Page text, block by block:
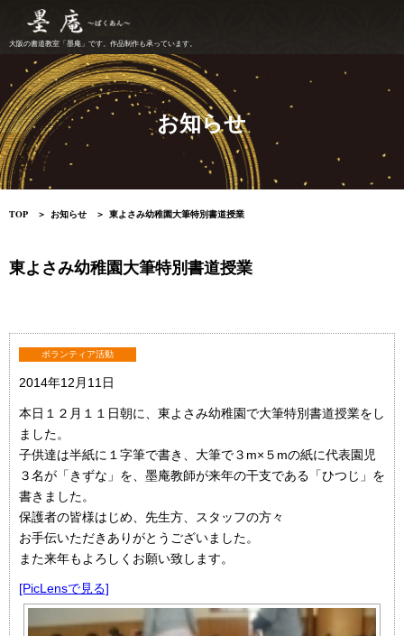
大阪の書道教室「墨庵」です。作品制作も承っています。
お知らせ
TOP お知らせ 東よさみ幼稚園大筆特別書道授業
東よさみ幼稚園大筆特別書道授業
ボランティア活動
2014年12月11日
本日１２月１１日朝に、東よさみ幼稚園で大筆特別書道授業をし
ました。
子供達は半紙に１字筆で書き、大筆で３m×５mの紙に代表園児
３名が「きずな」を、墨庵教師が来年の干支である「ひつじ」を
書きました。
保護者の皆様はじめ、先生方、スタッフの方々
お手伝いただきありがとうございました。
また来年もよろしくお願い致します。
[PicLensで見る]